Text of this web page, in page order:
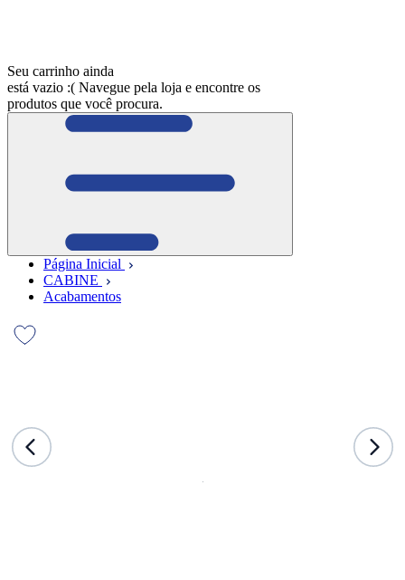
Seu carrinho ainda
está vazio :( Navegue pela loja e encontre os
produtos que você procura.
Página Inicial
CABINE
Acabamentos